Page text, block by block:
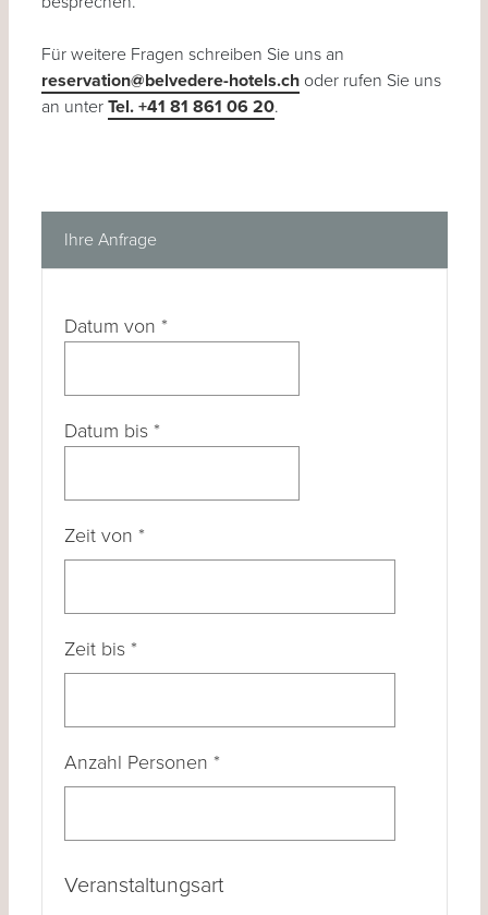
Für weitere Fragen schreiben Sie uns an
reservation@belvedere-hotels.choder rufen Sie uns
an unter Tel. +41 81 861 06 20.
Ihre Anfrage
Datum von *
Datum bis *
Zeit von *
Zeit bis *
Anzahl Personen *
Veranstaltungsart